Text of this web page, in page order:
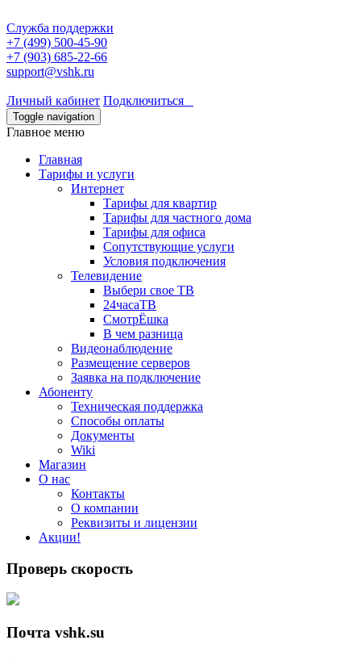
Служба поддержки
+7 (499) 500-45-90
+7 (903) 685-22-66
support@vshk.ru
Личный кабинет Подключиться
Toggle navigation
Главное меню
Главная
Тарифы и услуги
Интернет
Тарифы для квартир
Тарифы для частного дома
Тарифы для офиса
Сопутствующие услуги
Условия подключения
Телевидение
Выбери свое ТВ
24часаТВ
СмотрЁшка
В чем разница
Видеонаблюдение
Размещение серверов
Заявка на подключение
Абоненту
Техническая поддержка
Способы оплаты
Документы
Wiki
Магазин
О нас
Контакты
О компании
Реквизиты и лицензии
Акции!
Проверь скорость
Почта vshk.su